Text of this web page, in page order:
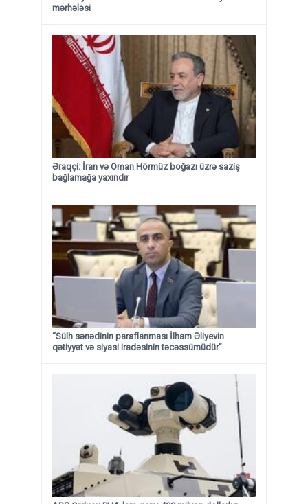
mərhələsi
Əraqçi: İran və Oman Hörmüz boğazı üzrə saziş
bağlamağa yaxındır
“Sülh sənədinin paraflanması İlham Əliyevin
qətiyyət və siyasi iradəsinin təcəssümüdür”